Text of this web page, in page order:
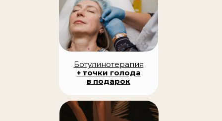
Ботулинотерапия
+ точки голода
в подарок